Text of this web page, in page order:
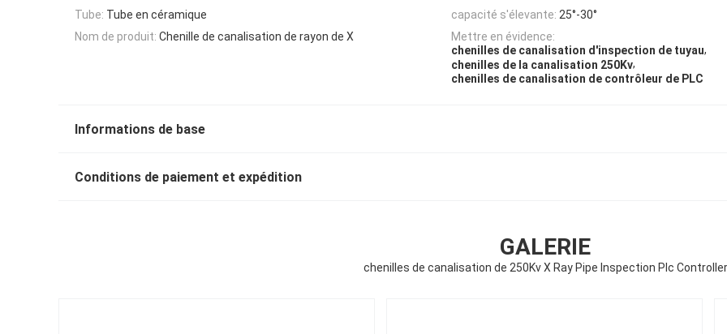
Tube: Tube en céramique capacité s'élevante: 25°-30°
Nom de produit: Chenille de canalisation de rayon de X
Mettre en évidence:
chenilles de canalisation d'inspection de tuyau,
chenilles de la canalisation 250Kv,
chenilles de canalisation de contrôleur de PLC
Informations de base
Conditions de paiement et expédition
GALERIE
chenilles de canalisation de 250Kv X Ray Pipe Inspection Plc Controller